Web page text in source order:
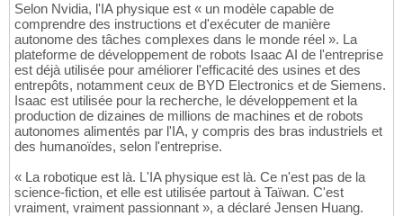
Selon Nvidia, l'IA physique est « un modèle capable de
comprendre des instructions et d'exécuter de manière
autonome des tâches complexes dans le monde réel ». La
plateforme de développement de robots Isaac AI de l'entreprise
est déjà utilisée pour améliorer l'efficacité des usines et des
entrepôts, notamment ceux de BYD Electronics et de Siemens.
Isaac est utilisée pour la recherche, le développement et la
production de dizaines de millions de machines et de robots
autonomes alimentés par l'IA, y compris des bras industriels et
des humanoïdes, selon l'entreprise.
« La robotique est là. L'IA physique est là. Ce n'est pas de la
science-fiction, et elle est utilisée partout à Taïwan. C'est
vraiment, vraiment passionnant », a déclaré Jensen Huang.